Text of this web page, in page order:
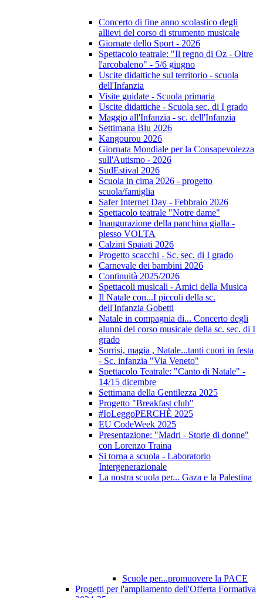
Concerto di fine anno scolastico degli
allievi del corso di strumento musicale
Giornate dello Sport - 2026
Spettacolo teatrale: "Il regno di Oz - Oltre
l'arcobaleno" - 5/6 giugno
Uscite didattiche sul territorio - scuola
dell'Infanzia
Visite guidate - Scuola primaria
Uscite didattiche - Scuola sec. di I grado
Maggio all'Infanzia - sc. dell'Infanzia
Settimana Blu 2026
Kangourou 2026
Giornata Mondiale per la Consapevolezza
sull'Autismo - 2026
SudEstival 2026
Scuola in cima 2026 - progetto
scuola/famiglia
Safer Internet Day - Febbraio 2026
Spettacolo teatrale "Notre dame"
Inaugurazione della panchina gialla -
plesso VOLTA
Calzini Spaiati 2026
Progetto scacchi - Sc. sec. di I grado
Carnevale dei bambini 2026
Continuità 2025/2026
Spettacoli musicali - Amici della Musica
Il Natale con...I piccoli della sc.
dell'Infanzia Gobetti
Natale in compagnia di... Concerto degli
alunni del corso musicale della sc. sec. di I
grado
Sorrisi, magia , Natale...tanti cuori in festa
- Sc. infanzia "Via Veneto"
Spettacolo Teatrale: "Canto di Natale" -
14/15 dicembre
Settimana della Gentilezza 2025
Progetto "Breakfast club"
#IoLeggoPERCHÈ 2025
EU CodeWeek 2025
Presentazione: "Madri - Storie di donne"
con Lorenzo Traina
Si torna a scuola - Laboratorio
Intergenerazionale
La nostra scuola per... Gaza e la Palestina
Scuole per...promuovere la PACE
Progetti per l'ampliamento dell'Offerta Formativa